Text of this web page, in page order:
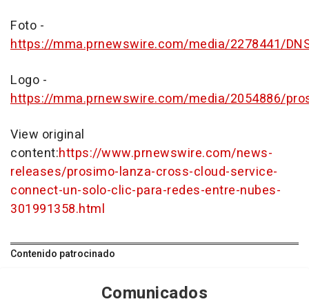
Foto -
https://mma.prnewswire.com/media/2278441/
Logo -
https://mma.prnewswire.com/media/2054886/
View original
content:https://www.prnewswire.com/news-
releases/prosimo-lanza-cross-cloud-service-
connect-un-solo-clic-para-redes-entre-nubes-
301991358.html
Contenido patrocinado
Comunicados